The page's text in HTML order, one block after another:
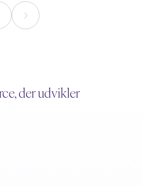
der udvikler